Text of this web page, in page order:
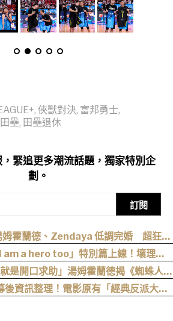
, 俠獸對決, 富邦勇士,
田壘, 田壘退休
緊追更多潮流話題，獨家特別企
劃。
訂閱
姆霍蘭德、Zendaya 低調完婚 超狂細
節曝光
am a hero too」特別篇上線！壞理版
too〉正式公開！
是開口求助」湯姆霍蘭德揭《蜘蛛人：
》最重要的人性核心
後資訊整理！電影原有「經典反派大混